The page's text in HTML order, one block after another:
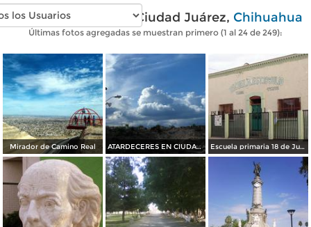
Fotos modernas de Ciudad Juárez, Chihuahua
Últimas fotos agregadas se muestran primero (1 al 24 de 249):
Mirador de Camino Real ATARDECERES EN CIUDAD JUAREZ Escuela primaria 18 de Julio